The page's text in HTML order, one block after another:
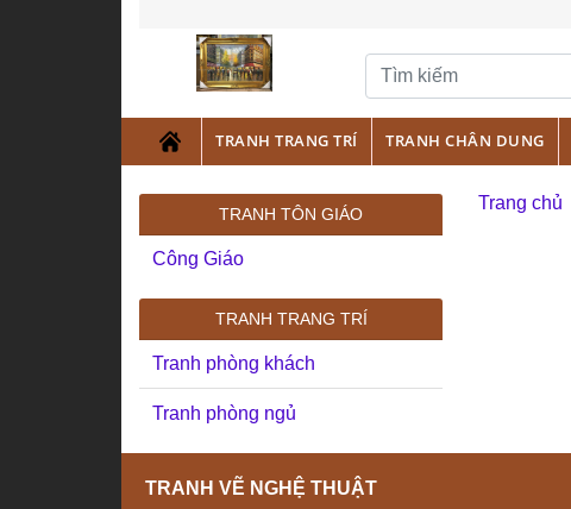
TRANH TRANG TRÍ TRANH CHÂN DUNG
TRANH TÔN GIÁO
Công Giáo
TRANH TRANG TRÍ
Tranh phòng khách
Tranh phòng ngủ
Trang chủ
TRANH VẼ NGHỆ THUẬT